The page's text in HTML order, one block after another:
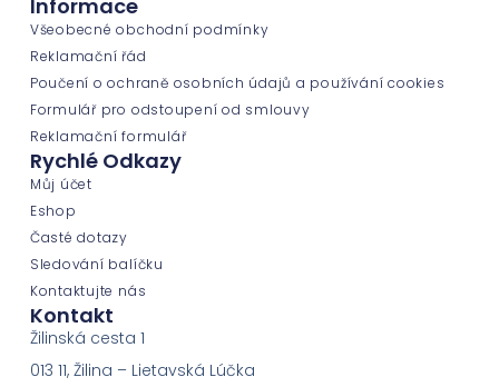
Informace
Všeobecné obchodní podmínky
Reklamační řád
Poučení o ochraně osobních údajů a používání cookies
Formulář pro odstoupení od smlouvy
Reklamační formulář
Rychlé Odkazy
Můj účet
Eshop
Časté dotazy
Sledování balíčku
Kontaktujte nás
Kontakt
Žilinská cesta 1
013 11, Žilina – Lietavská Lúčka